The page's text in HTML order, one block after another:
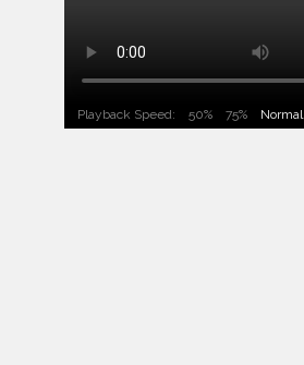
Playback Speed: 50% 75% Normal